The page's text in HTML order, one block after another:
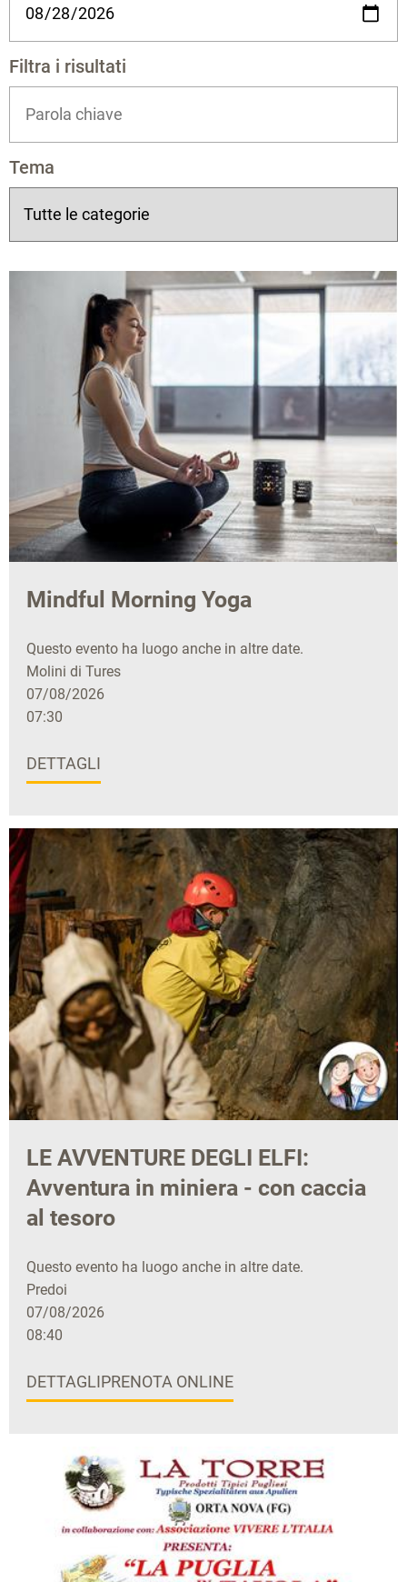
Filtra i risultati
Tema
Mindful Morning Yoga
Questo evento ha luogo anche in altre date.
Molini di Tures
07/08/2026
07:30
DETTAGLI
LE AVVENTURE DEGLI ELFI:
Avventura in miniera - con caccia
al tesoro
Questo evento ha luogo anche in altre date.
Predoi
07/08/2026
08:40
DETTAGLIPRENOTA ONLINE